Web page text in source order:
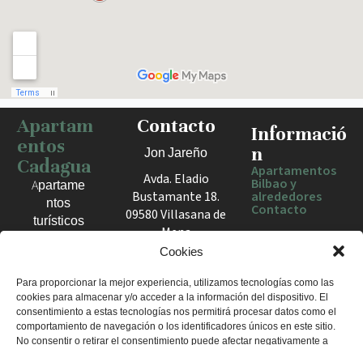
Cookies
Para proporcionar la mejor experiencia, utilizamos tecnologías como las
cookies para almacenar y/o acceder a la información del dispositivo. El
consentimiento a estas tecnologías nos permitirá procesar datos como el
comportamiento de navegación o los identificadores únicos en este sitio.
No consentir o retirar el consentimiento puede afectar negativamente a
Haz clic para activar el mapa
Apartam
entos
Cadagua
Apartame
ntos
turísticos
el Valle
de Mena.
Estancias
cómodas
Contacto
Jon Jareño
Avda. Eladio
Bustamante 18.
09580 Villasana de
Mena
España
+34 675 602
960
apartamentosc
Informació
n
Apartamentos
Bilbao y
alrededores
Contacto